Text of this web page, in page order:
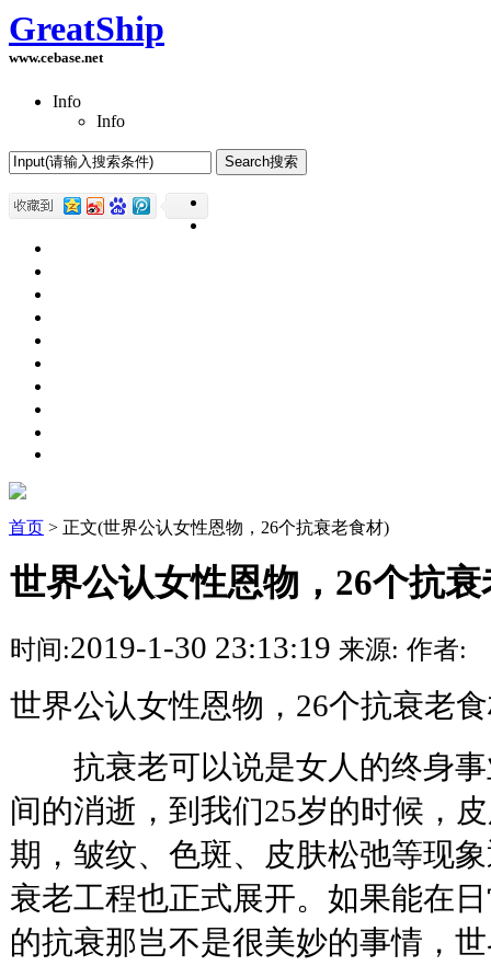
GreatShip
www.cebase.net
Info
Info
首页 > 正文(世界公认女性恩物，26个抗衰老食材)
世界公认女性恩物，26个抗
时间:2019-1-30 23:13:19 来源: 作者:
世界公认女性恩物，26个抗衰老
抗衰老可以说是女人的终身事
间的消逝，到我们25岁的时候，
期，皱纹、色斑、皮肤松弛等现
衰老工程也正式展开。如果能在
的抗衰那岂不是很美妙的事情，